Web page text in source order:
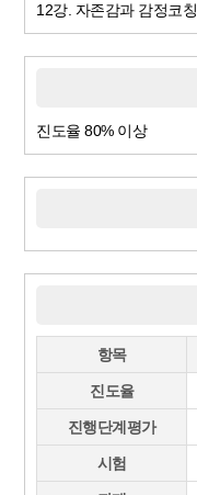
12강. 자존감과 감정코칭
진도율 80% 이상
항목
진도율
진행단계평가
시험